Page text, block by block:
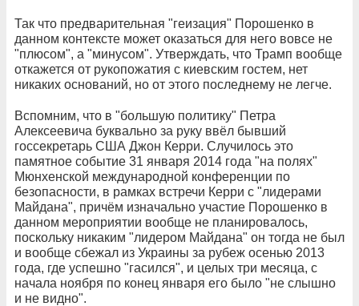
Так что предварительная "геизация" Порошенко в
данном контексте может оказаться для него вовсе не
"плюсом", а "минусом". Утверждать, что Трамп вообще
откажется от рукопожатия с киевским гостем, нет
никаких оснований, но от этого последнему не легче.
Вспомним, что в "большую политику" Петра
Алексеевича буквально за руку ввёл бывший
госсекретарь США Джон Керри. Случилось это
памятное событие 31 января 2014 года "на полях"
Мюнхенской международной конференции по
безопасности, в рамках встречи Керри с "лидерами
Майдана", причём изначально участие Порошенко в
данном мероприятии вообще не планировалось,
поскольку никаким "лидером Майдана" он тогда не был
и вообще сбежал из Украины за рубеж осенью 2013
года, где успешно "гасился", и целых три месяца, с
начала ноября по конец января его было "не слышно
и не видно".